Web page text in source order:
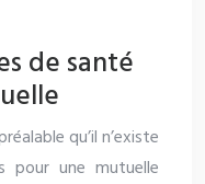
de santé
qu’il n’existe
une mutuelle